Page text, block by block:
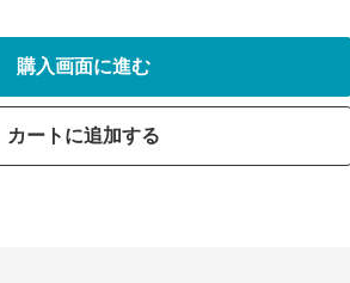
購入画面に進む
カートに追加する